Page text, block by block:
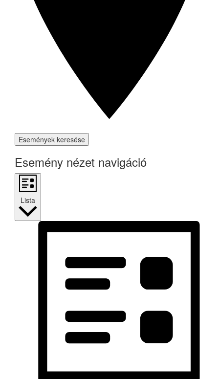
Események keresése
Esemény nézet navigáció
Lista